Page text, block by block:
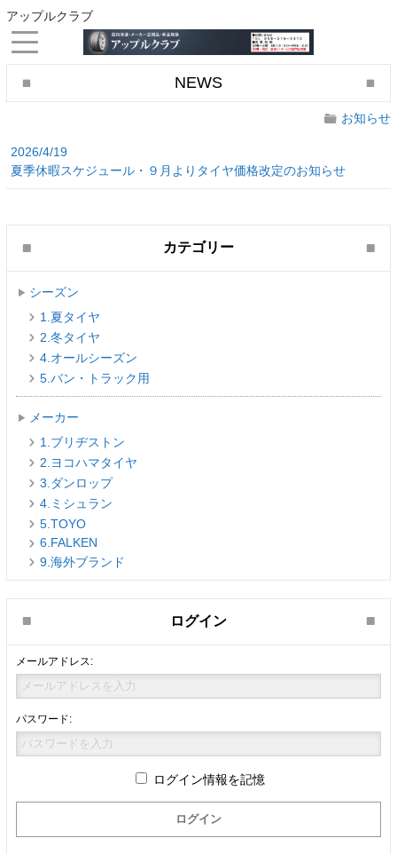
アップルクラブ
NEWS
お知らせ
2026/4/19
夏季休暇スケジュール・９月よりタイヤ価格改定のお知らせ
カテゴリー
シーズン
1.夏タイヤ
2.冬タイヤ
4.オールシーズン
5.バン・トラック用
メーカー
1.ブリヂストン
2.ヨコハマタイヤ
3.ダンロップ
4.ミシュラン
5.TOYO
6.FALKEN
9.海外ブランド
ログイン
メールアドレス:
パスワード:
ログイン情報を記憶